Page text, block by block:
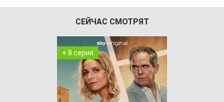
СЕЙЧАС СМОТРЯТ
+ 8 серия